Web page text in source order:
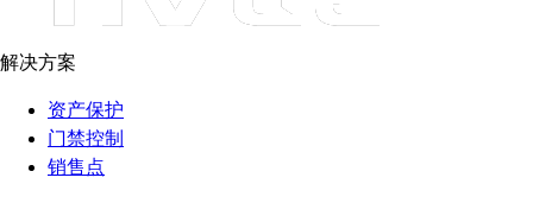
解决方案
资产保护
门禁控制
销售点